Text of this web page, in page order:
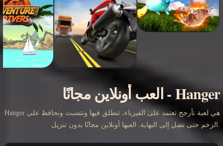
Hanger
-العب أونلاين مجانًا
Hanger هي لعبة تأرجح تعتمد على الفيزياء، تنطلق فيها وتتشبث وتحافظ على
الزخم حتى تصل إلى النهاية. العبها أونلاين مجانًا بدون تنزيل.